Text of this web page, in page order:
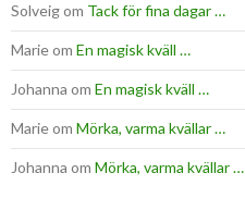
Solveigom Tack för fina dagar …
Marieom En magisk kväll …
Johanna om En magisk kväll …
Marieom Mörka, varma kvällar …
Johanna om Mörka, varma kvällar …